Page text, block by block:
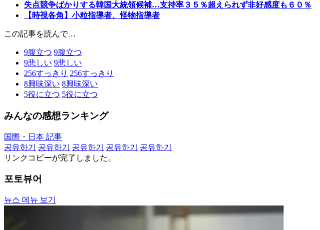
失点競争ばかりする韓国大統領候補…支持率３５％超えられず非好感度も６０％
【時視各角】小粒指導者、怪物指導者
この記事を読んで…
9腹立つ 9腹立つ
9悲しい 9悲しい
256すっきり 256すっきり
8興味深い 8興味深い
5役に立つ 5役に立つ
みんなの感想ランキング
国際・日本 記事
공유하기
공유하기 공유하기 공유하기
공유하기
リンクコピーが完了しました。
포토뷰어
뉴스 메뉴 보기